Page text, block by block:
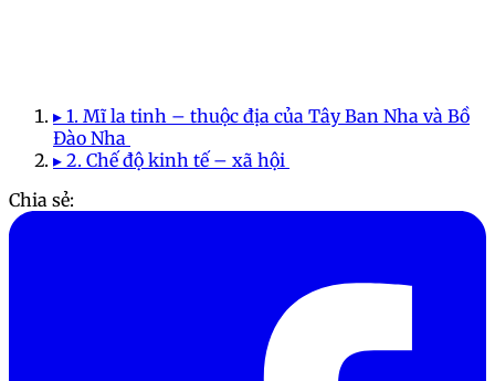
▸ 1. Mĩ la tinh – thuộc địa của Tây Ban Nha và Bồ
Đào Nha
▸ 2. Chế độ kinh tế – xã hội
Chia sẻ: